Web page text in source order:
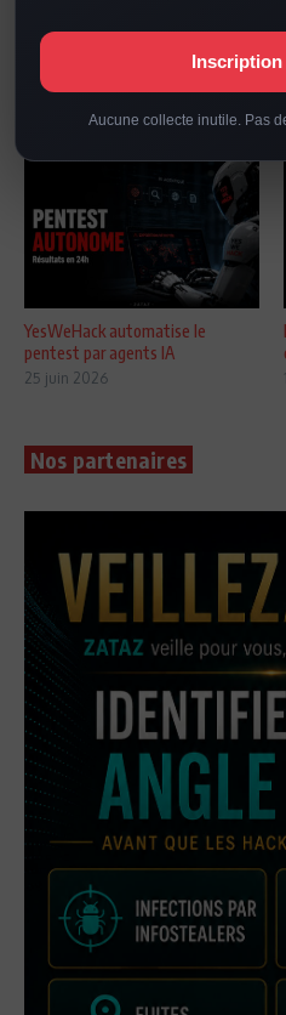
Google cible NetNut, vaste
botnet proxy
8 juillet 2026
YesWeHack automatise le
pentest par agents IA
25 juin 2026
Nos partenaires
Aucune collecte inutile. Pas